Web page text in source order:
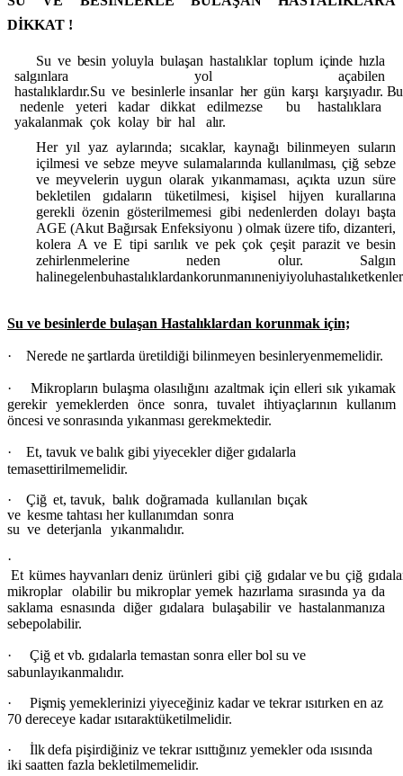
DİKKAT !
Suve besinyoluyla bulaşan hastalıklar toplumiçinde hızla
salgınlara yol açabilen
hastalıklardır.Su ve besinlerle insanlar her gün karşı karşıyadır. Bu
nedenle yeteri
kadar dikkat edilmezsebu hastalıklara
yakalanmak çok kolay bir hal
alır.
Her yıl yaz aylarında; sıcaklar, kaynağı bilinmeyen suların
içilmesi ve sebze meyve sulamalarında kullanılması,çiğ sebze
vemeyvelerin uygun olarak yıkanmaması, açıkta uzun süre
bekletilen gıdaların tüketilmesi, kişisel hijyen kurallarına
gerekli özenin gösterilmemesi gibi nedenlerden dolayı başta
AGE (Akut Bağırsak Enfeksiyonu ) olmak üzeretifo, dizanteri,
kolera AveE tipi sarılık ve pek çok çeşit parazitvebesin
zehirlenmelerine neden olur. Salgın
halinegelenbuhastalıklardankorunmanıneniyiyoluhastalık
Su ve besinlerde bulaşan Hastalıklardan korunmak için;
· Nerede neşartlarda üretildiği bilinmeyen besinleryenmemelidir.
· Mikropların bulaşma olasılığını azaltmak için ellerisıkyıkamak
gerekir yemeklerden önce sonra, tuvalet ihtiyaçlarının kullanım
öncesi vesonrasında yıkanması gerekmektedir.
· Et, tavuk vebalık gibi yiyecekler diğer gıdalarla
temasettirilmemelidir.
· Çiğ et,tavuk, balık doğramada kullanılan bıçak
ve kesme tahtası herkullanımdan sonra
su ve deterjanla
yıkanmalıdır.
·
Et kümes hayvanları deniz ürünleri gibi çiğ gıdalarvebu çiğ
mikroplar olabilir bu mikroplar yemek hazırlama sırasında ya da
saklama esnasında diğer gıdalara bulaşabilirve hastalanmanıza
sebepolabilir.
· Çiğ et vb. gıdalarla temastan sonra ellerbol su ve
sabunlayıkanmalıdır.
·
Pişmiş yemeklerinizi yiyeceğiniz kadarve tekrar ısıtırken en az
70 dereceye kadar ısıtaraktüketilmelidir.
·
İlkdefa pişirdiğinizve tekrar ısıttığınız yemekler oda ısısında
iki saatten fazla bekletilmemelidir.